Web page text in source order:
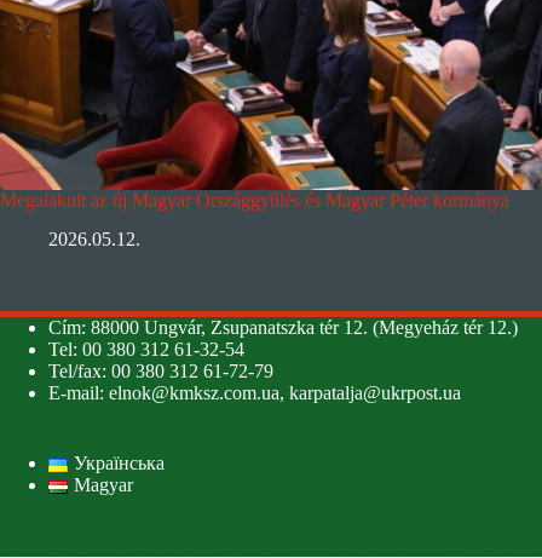
Megalakult az új Magyar Országgyűlés és Magyar Péter kormánya
2026.05.12.
Cím: 88000 Ungvár, Zsupanatszka tér 12. (Megyeház tér 12.)
Tel: 00 380 312 61-32-54
Tel/fax: 00 380 312 61-72-79
E-mail: elnok@kmksz.com.ua, karpatalja@ukrpost.ua
Українська
Magyar